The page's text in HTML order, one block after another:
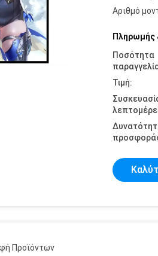
Αριθμό
Πληρωμής
Ποσότητα
Τιμή:
Προϊόντων